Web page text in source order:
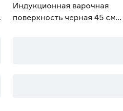
Индукционная варочная
поверхность черная 45 см